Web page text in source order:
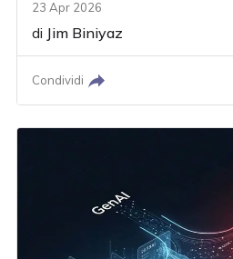
23 Apr 2026
di Jim Biniyaz
Condividi